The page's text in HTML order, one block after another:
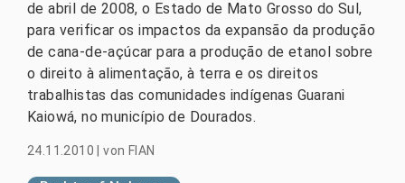
de abril de 2008, o Estado de Mato Grosso do Sul,
para verificar os impactos da expansão da produção
de cana-de-açúcar para a produção de etanol sobre
o direito à alimentação, à terra e os direitos
trabalhistas das comunidades indígenas Guarani
Kaiowá, no município de Dourados.
24.11.2010 |von FIAN